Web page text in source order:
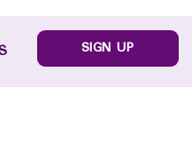
SIGN UP